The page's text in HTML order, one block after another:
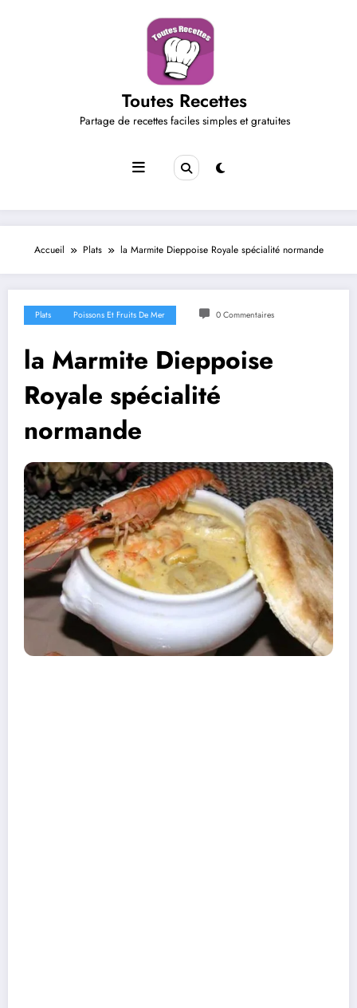
Toutes Recettes
Partage de recettes faciles simples et gratuites
Accueil Plats la Marmite Dieppoise Royale spécialité normande
Plats Poissons Et Fruits De Mer 0 Commentaires
la Marmite Dieppoise
Royale spécialité
normande